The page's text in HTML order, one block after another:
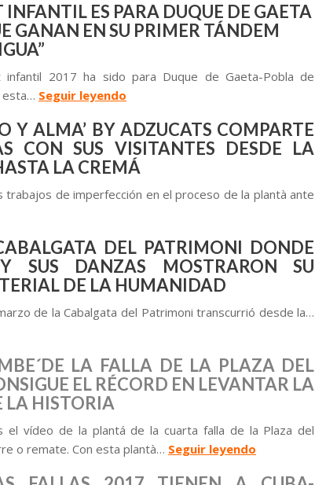
ES PARA DUQUE DE GAETA
GANAN EN SU PRIMER TÁNDEM
infantil 2017 ha sido para Duque de Gaeta-Pobla de
esta… Seguir leyendo
Y ALMA’ BY ADZUCATS COMPARTE
CON SUS VISITANTES DESDE LA
LA CREMÁ
de imperfección en el proceso de la plantà ante
DEL PATRIMONI DONDE
SUS DANZAS MOSTRARON SU
DE LA HUMANIDAD
de la Cabalgata del Patrimoni transcurrió desde la…
LA FALLA DE LA PLAZA DEL
EL RÉCORD EN LEVANTAR LA
LA HISTORIA
el vídeo de la plantá de la cuarta falla de la Plaza del
o remate. Con esta plantà… Seguir leyendo